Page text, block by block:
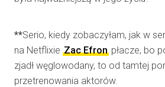
**Serio, kiedy zobaczyłam, jak w
na Netflixie Zac Efron płacze, bo
zjadł węglowodany, to od tamtej
przetrenowania aktorów.